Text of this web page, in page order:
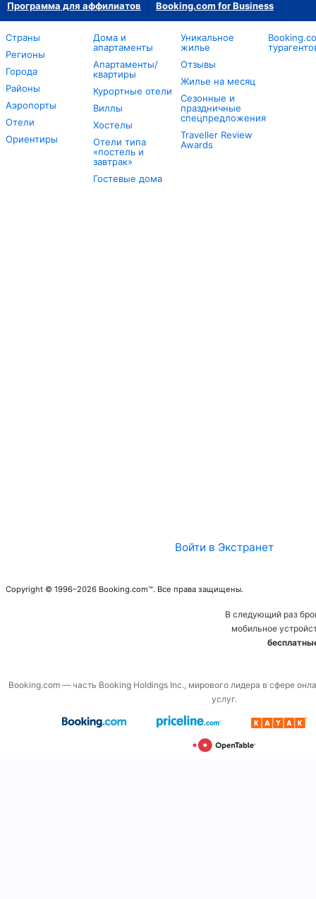
Программа для аффилиатов Booking.com for Business
Страны
Регионы
Города
Районы
Аэропорты
Отели
Ориентиры
Дома и
апартаменты
Апартаменты/
квартиры
Курортные отели
Виллы
Хостелы
Отели типа
«постель и
завтрак»
Гостевые дома
Уникальное
жилье
Отзывы
Жилье на месяц
Сезонные и
праздничные
спецпредложения
Traveller Review
Awards
Войти в Экстранет
Copyright © 1996–2026 Booking.com™. Все права защищены.
В следующий раз
мобильное
Booking.com — часть Booking Holdings Inc., мирового лидера в сфере
услуг.